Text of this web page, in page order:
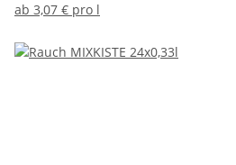
ab 3,07 € pro l